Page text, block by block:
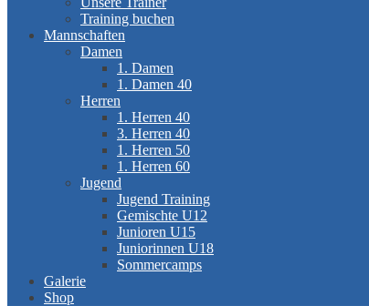
Training buchen
Mannschaften
Damen
1. Damen
1. Damen 40
Herren
1. Herren 40
3. Herren 40
1. Herren 50
1. Herren 60
Jugend
Jugend Training
Gemischte U12
Junioren U15
Juniorinnen U18
Sommercamps
Galerie
Shop